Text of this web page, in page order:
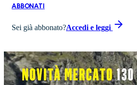
ABBONATI
Sei già abbonato?Accedi e leggi